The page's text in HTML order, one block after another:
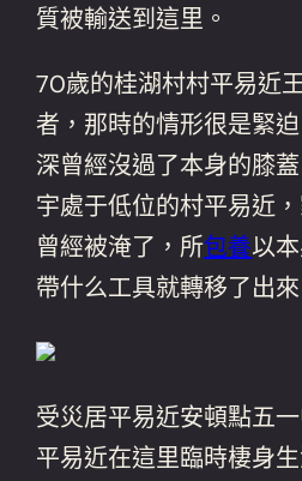
質被輸送到這里。
70歲的桂湖村村平易近
者，那時的情形很是緊
深曾經沒過了本身的膝
宇處于低位的村平易近
曾經被淹了，所包養以
帶什么工具就轉移了出來
受災居平易近安頓點五
平易近在這里臨時棲身生